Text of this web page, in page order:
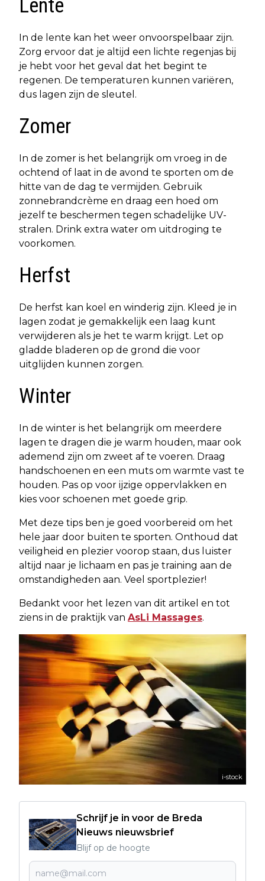
Lente
In de lente kan het weer onvoorspelbaar zijn.
Zorg ervoor dat je altijd een lichte regenjas bij
je hebt voor het geval dat het begint te
regenen. De temperaturen kunnen variëren,
dus lagen zijn de sleutel.
Zomer
In de zomer is het belangrijk om vroeg in de
ochtend of laat in de avond te sporten om de
hitte van de dag te vermijden. Gebruik
zonnebrandcrème en draag een hoed om
jezelf te beschermen tegen schadelijke UV-
stralen. Drink extra water om uitdroging te
voorkomen.
Herfst
De herfst kan koel en winderig zijn. Kleed je in
lagen zodat je gemakkelijk een laag kunt
verwijderen als je het te warm krijgt. Let op
gladde bladeren op de grond die voor
uitglijden kunnen zorgen.
Winter
In de winter is het belangrijk om meerdere
lagen te dragen die je warm houden, maar ook
ademend zijn om zweet af te voeren. Draag
handschoenen en een muts om warmte vast te
houden. Pas op voor ijzige oppervlakken en
kies voor schoenen met goede grip.
Met deze tips ben je goed voorbereid om het
hele jaar door buiten te sporten. Onthoud dat
veiligheid en plezier voorop staan, dus luister
altijd naar je lichaam en pas je training aan de
omstandigheden aan. Veel sportplezier!
Bedankt voor het lezen van dit artikel en tot
ziens in de praktijk van AsLi Massages.
i-stock
Schrijf je in voor de Breda
Nieuws nieuwsbrief
Blijf op de hoogte